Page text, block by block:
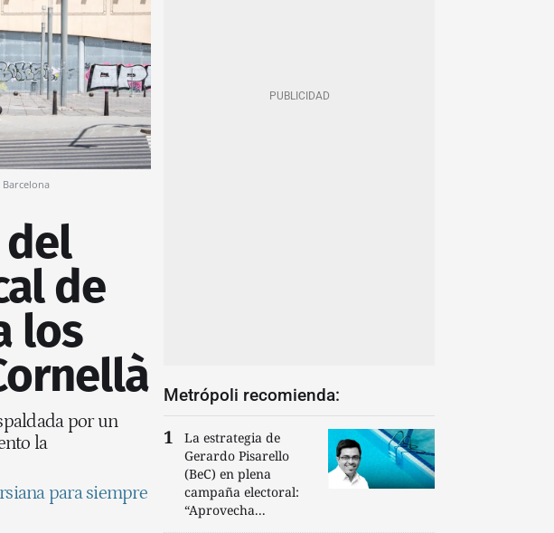
Barcelona
de
los
por un
la
para siempre
Metrópoli recomienda:
La estrategia de
Gerardo Pisarello
(BeC) en plena
campaña electoral:
“Aprovecha...